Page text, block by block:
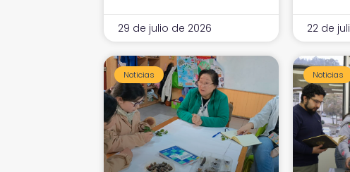
29 de julio de 2026 22 de
Noticias Noticias